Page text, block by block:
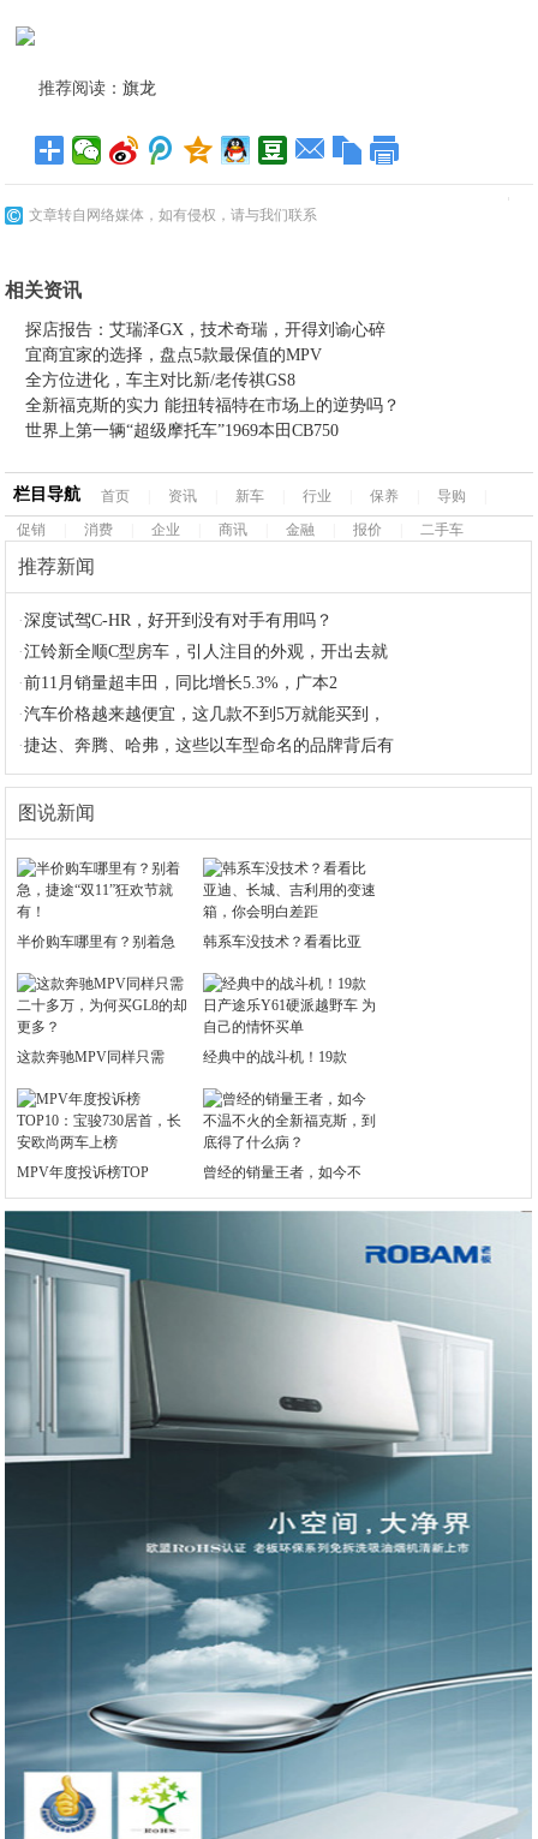
推荐阅读：旗龙
文章转自网络媒体，如有侵权，请与我们联系
相关资讯
探店报告：艾瑞泽GX，技术奇瑞，开得刘谕心碎
宜商宜家的选择，盘点5款最保值的MPV
全方位进化，车主对比新/老传祺GS8
全新福克斯的实力 能扭转福特在市场上的逆势吗？
世界上第一辆“超级摩托车”1969本田CB750
栏目导航 首页 资讯 新车 行业 保养 导购
促销
消费 企业 商讯 金融 报价 二手车
推荐新闻
·深度试驾C-HR，好开到没有对手有用吗？
·江铃新全顺C型房车，引人注目的外观，开出去就
·前11月销量超丰田，同比增长5.3%，广本2
·汽车价格越来越便宜，这几款不到5万就能买到，
·捷达、奔腾、哈弗，这些以车型命名的品牌背后有
图说新闻
半价购车哪里有？别着急 韩系车没技术？看看比亚
这款奔驰MPV同样只需 经典中的战斗机！19款
MPV年度投诉榜TOP 曾经的销量王者，如今不